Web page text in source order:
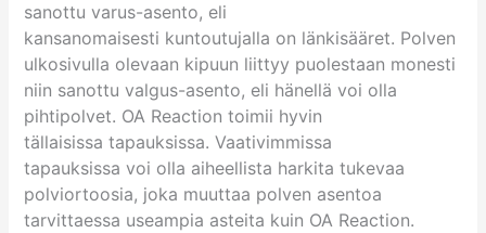
sanottu varus-asento, eli
kansanomaisesti kuntoutujalla on länkisääret. Polven
ulkosivulla olevaan kipuun liittyy puolestaan monesti
niin sanottu valgus-asento, eli hänellä voi olla
pihtipolvet. OA Reaction toimii hyvin
tällaisissa tapauksissa. Vaativimmissa
tapauksissa voi olla aiheellista harkita tukevaa
polviortoosia, joka muuttaa polven asentoa
tarvittaessa useampia asteita kuin OA Reaction.